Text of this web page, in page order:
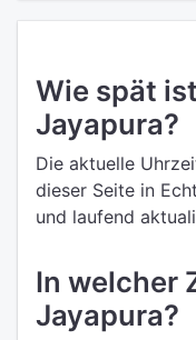
Wie spät
Jayapura?
Die aktuelle
dieser Seite in
und laufend
In welcher
Jayapura?